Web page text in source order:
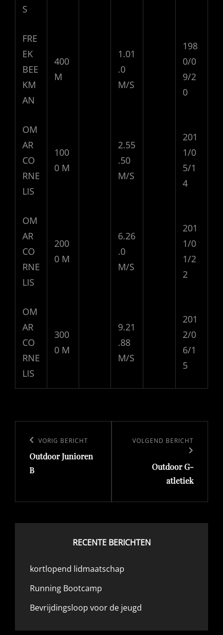
S
FRE
EK
BEE
KM
AN
400
M
1.01
.0
M/S
198
0/0
9/2
0
OM
AR
CO
RNE
LIS
100
0 M
2.55
.50
M/S
201
1/0
5/1
4
OM
AR
CO
RNE
LIS
200
0 M
6.26
.0
M/S
201
1/0
1/2
2
OM
AR
CO
RNE
LIS
300
0 M
9.21
.88
M/S
201
2/0
6/1
5
navigatie
Vorig
bericht
VORIG BERICHT
Outdoor Junioren
B
Volgend
VOLGEND BERICHT
Outdoor G-
atletiek
RECENTE BERICHTEN
kortlopend lidmaatschap
Running Bootcamp
Bevrijdingsloop voor de jeugd